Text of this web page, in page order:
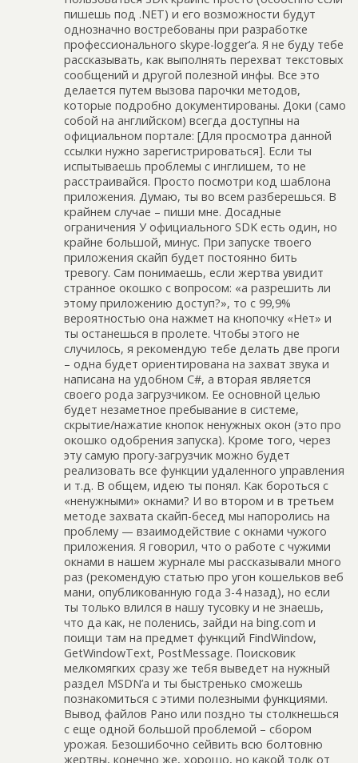
пишешь под .NET) и его возможности будут
однозначно востребованы при разработке
профессионального skype-logger’a. Я не буду тебе
рассказывать, как выполнять перехват текстовых
сообщений и другой полезной инфы. Все это
делается путем вызова парочки методов,
которые подробно документированы. Доки (само
собой на английском) всегда доступны на
официальном портале: [Для просмотра данной
ссылки нужно зарегистрироваться]. Если ты
испытываешь проблемы с инглишем, то не
расстраивайся. Просто посмотри код шаблона
приложения. Думаю, ты во всем разберешься. В
крайнем случае – пиши мне. Досадные
ограничения У официального SDK есть один, но
крайне большой, минус. При запуске твоего
приложения скайп будет постоянно бить
тревогу. Сам понимаешь, если жертва увидит
странное окошко с вопросом: «а разрешить ли
этому приложению доступ?», то с 99,9%
вероятностью она нажмет на кнопочку «Нет» и
ты останешься в пролете. Чтобы этого не
случилось, я рекомендую тебе делать две проги
– одна будет ориентирована на захват звука и
написана на удобном C#, а вторая является
своего рода загрузчиком. Ее основной целью
будет незаметное пребывание в системе,
скрытие/нажатие кнопок ненужных окон (это про
окошко одобрения запуска). Кроме того, через
эту самую прогу-загрузчик можно будет
реализовать все функции удаленного управления
и т.д. В общем, идею ты понял. Как бороться с
«ненужными» окнами? И во втором и в третьем
методе захвата скайп-бесед мы напоролись на
проблему — взаимодействие с окнами чужого
приложения. Я говорил, что о работе с чужими
окнами в нашем журнале мы рассказывали много
раз (рекомендую статью про угон кошельков веб
мани, опубликованную года 3-4 назад), но если
ты только влился в нашу тусовку и не знаешь,
что да как, не поленись, зайди на bing.com и
поищи там на предмет функций FindWindow,
GetWindowText, PostMessage. Поисковик
мелкомягких сразу же тебя выведет на нужный
раздел MSDN’а и ты быстренько сможешь
познакомиться с этими полезными функциями.
Вывод файлов Рано или поздно ты столкнешься
с еще одной большой проблемой – сбором
урожая. Безошибочно сейвить всю болтовню
жертвы, конечно же, хорошо, но какой толк от